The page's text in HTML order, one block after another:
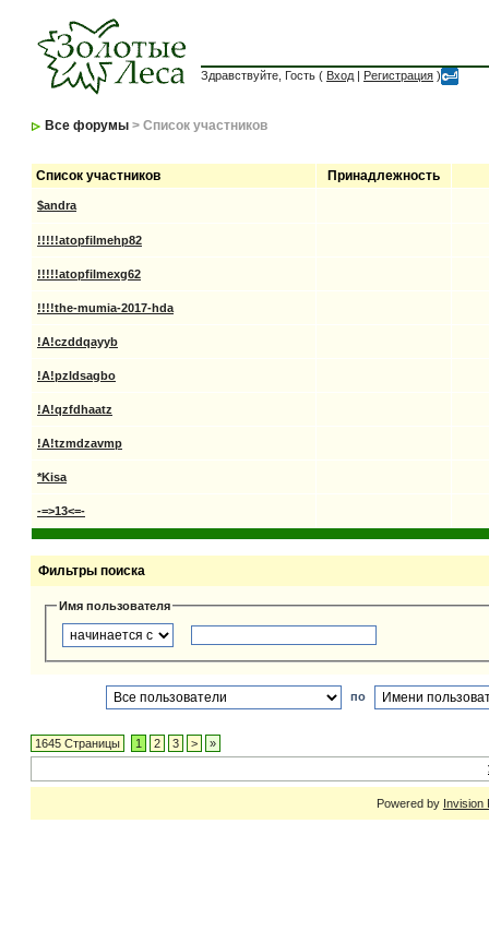
Здравствуйте, Гость ( Вход | Регистрация )
Все форумы > Список участников
Список участников Принадлежность
$andra
!!!!!atopfilmehp82
!!!!!atopfilmexg62
!!!!the-mumia-2017-hda
!A!czddqayyb
!A!pzldsagbo
!A!qzfdhaatz
!A!tzmdzavmp
*Kisa
-=>13<=-
Фильтры поиска
Имя пользователя
по
1645 Страницы 1 2 3 > »
Powered by Invision